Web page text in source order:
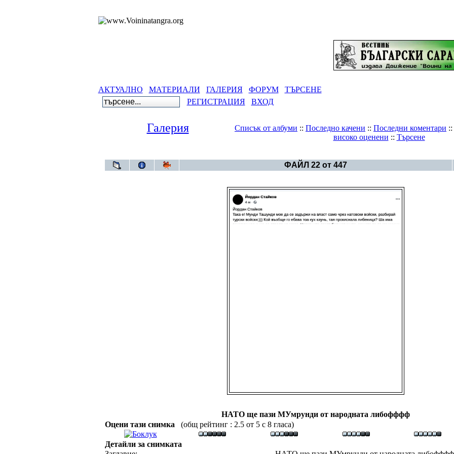
АКТУАЛНО МАТЕРИАЛИ ГАЛЕРИЯ ФОРУМ
ТЪРСЕНЕ
РЕГИСТРАЦИЯ
ВХОД
Галерия Списък от албуми :: Последно качени :: Последни коментари ::
високо оценени :: Търсене
ФАЙЛ 22 от 447
НАТО ще пази МУмрунди от народната либофффф
Оцени тази снимка
(общ рейтинг : 2.5 от 5 с 8 гласа)
Детайли за снимката